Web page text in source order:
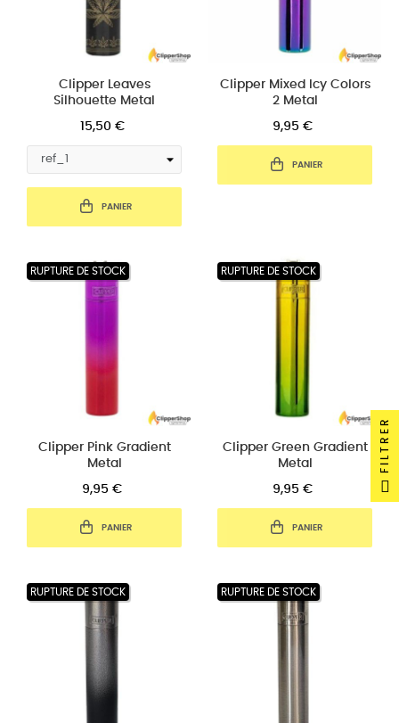
Clipper Leaves
Silhouette Metal
15,50 €
PANIER
Clipper Mixed Icy Colors
2 Metal
9,95 €
PANIER
RUPTURE DE STOCK
Clipper Pink Gradient
Metal
9,95 €
PANIER
RUPTURE DE STOCK
Clipper Green Gradient
Metal
9,95 €
PANIER
RUPTURE DE STOCK RUPTURE DE STOCK
FILTRER